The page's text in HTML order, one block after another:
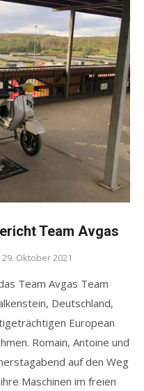
Team Avgas
29. Oktober 2021
Team Avgas Team
Deutschland,
European
Romain, Antoine und
auf den Weg
Maschinen im freien